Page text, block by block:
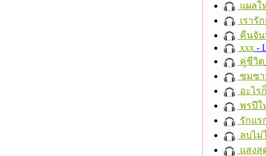
แผลใ
เรารั
คืนจั
xxx -
คู่ชีวิต
ซมซ
อะไร
พรปีใ
รักแร
ลบไม่
แสงสุ